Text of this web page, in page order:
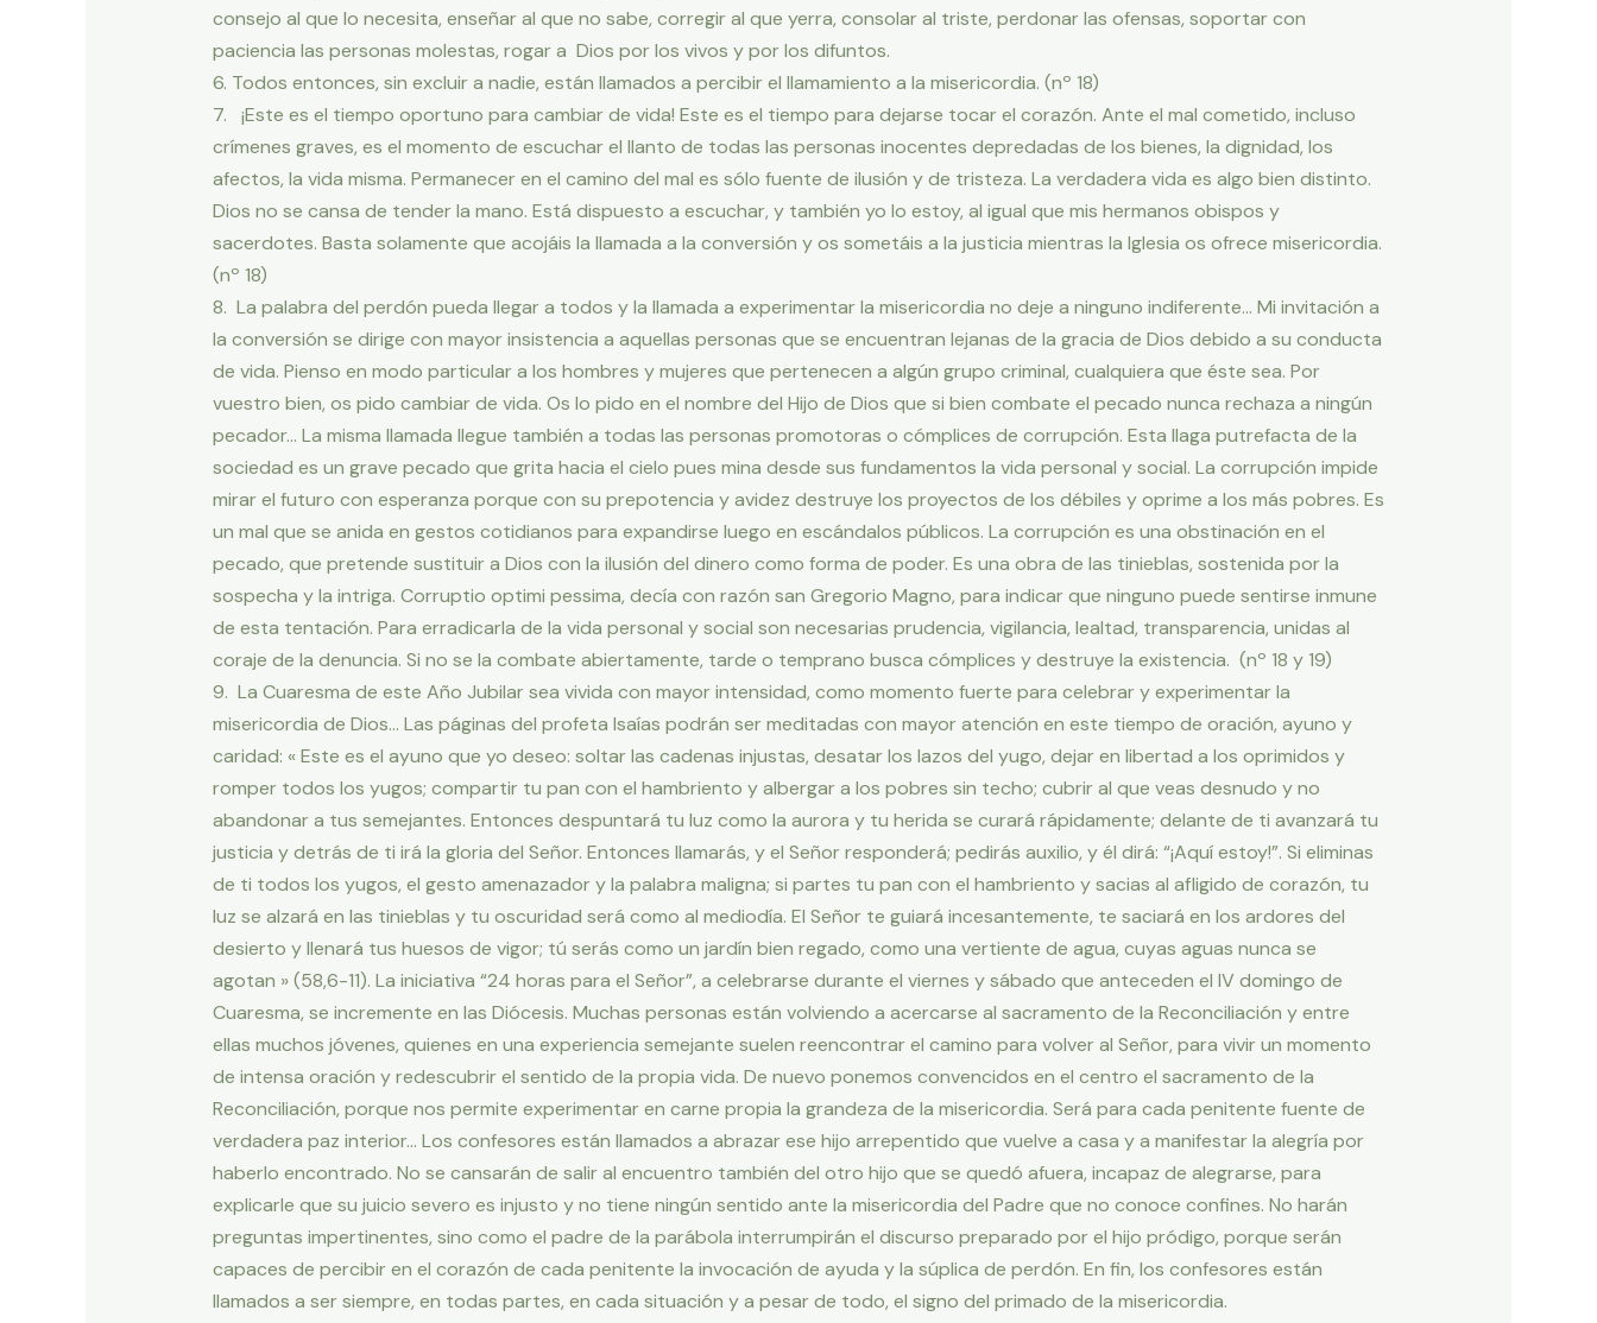
consejo al que lo necesita, enseñar al que no sabe, corregir al que yerra, consolar al triste, perdonar las ofensas, soportar con
paciencia las personas molestas, rogar a Dios por los vivos y por los difuntos.
6. Todos entonces, sin excluir a nadie, están llamados a percibir el llamamiento a la misericordia. (nº 18)
7. ¡Este es el tiempo oportuno para cambiar de vida! Este es el tiempo para dejarse tocar el corazón. Ante el mal cometido, incluso
crímenes graves, es el momento de escuchar el llanto de todas las personas inocentes depredadas de los bienes, la dignidad, los
afectos, la vida misma. Permanecer en el camino del mal es sólo fuente de ilusión y de tristeza. La verdadera vida es algo bien distinto.
Dios no se cansa de tender la mano. Está dispuesto a escuchar, y también yo lo estoy, al igual que mis hermanos obispos y
sacerdotes. Basta solamente que acojáis la llamada a la conversión y os sometáis a la justicia mientras la Iglesia os ofrece misericordia.
(nº 18)
8. La palabra del perdón pueda llegar a todos y la llamada a experimentar la misericordia no deje a ninguno indiferente… Mi invitación a
la conversión se dirige con mayor insistencia a aquellas personas que se encuentran lejanas de la gracia de Dios debido a su conducta
de vida. Pienso en modo particular a los hombres y mujeres que pertenecen a algún grupo criminal, cualquiera que éste sea. Por
vuestro bien, os pido cambiar de vida. Os lo pido en el nombre del Hijo de Dios que si bien combate el pecado nunca rechaza a ningún
pecador… La misma llamada llegue también a todas las personas promotoras o cómplices de corrupción. Esta llaga putrefacta de la
sociedad es un grave pecado que grita hacia el cielo pues mina desde sus fundamentos la vida personal y social. La corrupción impide
mirar el futuro con esperanza porque con su prepotencia y avidez destruye los proyectos de los débiles y oprime a los más pobres. Es
un mal que se anida en gestos cotidianos para expandirse luego en escándalos públicos. La corrupción es una obstinación en el
pecado, que pretende sustituir a Dios con la ilusión del dinero como forma de poder. Es una obra de las tinieblas, sostenida por la
sospecha y la intriga. Corruptio optimi pessima, decía con razón san Gregorio Magno, para indicar que ninguno puede sentirse inmune
de esta tentación. Para erradicarla de la vida personal y social son necesarias prudencia, vigilancia, lealtad, transparencia, unidas al
coraje de la denuncia. Si no se la combate abiertamente, tarde o temprano busca cómplices y destruye la existencia. (nº 18 y 19)
9. La Cuaresma de este Año Jubilar sea vivida con mayor intensidad, como momento fuerte para celebrar y experimentar la
misericordia de Dios… Las páginas del profeta Isaías podrán ser meditadas con mayor atención en este tiempo de oración, ayuno y
caridad: « Este es el ayuno que yo deseo: soltar las cadenas injustas, desatar los lazos del yugo, dejar en libertad a los oprimidos y
romper todos los yugos; compartir tu pan con el hambriento y albergar a los pobres sin techo; cubrir al que veas desnudo y no
abandonar a tus semejantes. Entonces despuntará tu luz como la aurora y tu herida se curará rápidamente; delante de ti avanzará tu
justicia y detrás de ti irá la gloria del Señor. Entonces llamarás, y el Señor responderá; pedirás auxilio, y él dirá: “¡Aquí estoy!”. Si eliminas
de ti todos los yugos, el gesto amenazador y la palabra maligna; si partes tu pan con el hambriento y sacias al afligido de corazón, tu
luz se alzará en las tinieblas y tu oscuridad será como al mediodía. El Señor te guiará incesantemente, te saciará en los ardores del
desierto y llenará tus huesos de vigor; tú serás como un jardín bien regado, como una vertiente de agua, cuyas aguas nunca se
agotan » (58,6-11). La iniciativa “24 horas para el Señor”, a celebrarse durante el viernes y sábado que anteceden el IV domingo de
Cuaresma, se incremente en las Diócesis. Muchas personas están volviendo a acercarse al sacramento de la Reconciliación y entre
ellas muchos jóvenes, quienes en una experiencia semejante suelen reencontrar el camino para volver al Señor, para vivir un momento
de intensa oración y redescubrir el sentido de la propia vida. De nuevo ponemos convencidos en el centro el sacramento de la
Reconciliación, porque nos permite experimentar en carne propia la grandeza de la misericordia. Será para cada penitente fuente de
verdadera paz interior… Los confesores están llamados a abrazar ese hijo arrepentido que vuelve a casa y a manifestar la alegría por
haberlo encontrado. No se cansarán de salir al encuentro también del otro hijo que se quedó afuera, incapaz de alegrarse, para
explicarle que su juicio severo es injusto y no tiene ningún sentido ante la misericordia del Padre que no conoce confines. No harán
preguntas impertinentes, sino como el padre de la parábola interrumpirán el discurso preparado por el hijo pródigo, porque serán
capaces de percibir en el corazón de cada penitente la invocación de ayuda y la súplica de perdón. En fin, los confesores están
llamados a ser siempre, en todas partes, en cada situación y a pesar de todo, el signo del primado de la misericordia.